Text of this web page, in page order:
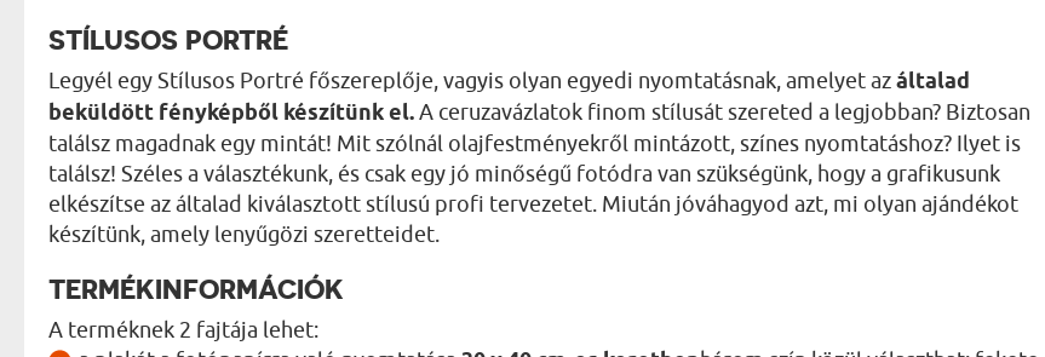
STÍLUSOS PORTRÉ
Legyél egy Stílusos Portré főszereplője, vagyis olyan egyedi nyomtatásnak, amelyet azáltalad
beküldött fényképből készítünk el.A ceruzavázlatok finom stílusát szereted a legjobban? Biztosan
találsz magadnak egy mintát! Mit szólnál olajfestményekről mintázott, színes nyomtatáshoz? Ilyet is
találsz! Széles a választékunk, és csak egy jó minőségű fotódra van szükségünk, hogy a grafikusunk
elkészítse az általad kiválasztott stílusú profi tervezetet. Miután jóváhagyod azt, mi olyan ajándékot
készítünk, amely lenyűgözi szeretteidet.
TERMÉKINFORMÁCIÓK
A terméknek 2 fajtája lehet: